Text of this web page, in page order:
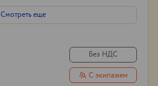
Смотреть еще
Без НДС
С экипажем